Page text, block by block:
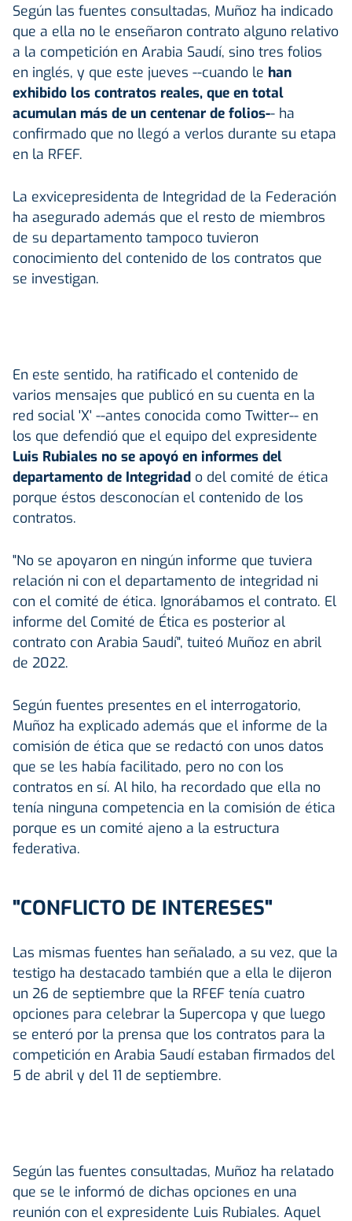
Según las fuentes consultadas, Muñoz ha indicado
que a ella no le enseñaron contrato alguno relativo
a la competición en Arabia Saudí, sino tres folios
en inglés, y que este jueves --cuando le han
exhibido los contratos reales, que en total
acumulan más de un centenar de folios-- ha
confirmado que no llegó a verlos durante su etapa
en la RFEF.
La exvicepresidenta de Integridad de la Federación
ha asegurado además que el resto de miembros
de su departamento tampoco tuvieron
conocimiento del contenido de los contratos que
se investigan.
En este sentido, ha ratificado el contenido de
varios mensajes que publicó en su cuenta en la
red social 'X' --antes conocida como Twitter-- en
los que defendió que el equipo del expresidente
Luis Rubiales no se apoyó en informes del
departamento de Integridad o del comité de ética
porque éstos desconocían el contenido de los
contratos.
"No se apoyaron en ningún informe que tuviera
relación ni con el departamento de integridad ni
con el comité de ética. Ignorábamos el contrato. El
informe del Comité de Ética es posterior al
contrato con Arabia Saudí", tuiteó Muñoz en abril
de 2022.
Según fuentes presentes en el interrogatorio,
Muñoz ha explicado además que el informe de la
comisión de ética que se redactó con unos datos
que se les había facilitado, pero no con los
contratos en sí. Al hilo, ha recordado que ella no
tenía ninguna competencia en la comisión de ética
porque es un comité ajeno a la estructura
federativa.
"CONFLICTO DE INTERESES"
Las mismas fuentes han señalado, a su vez, que la
testigo ha destacado también que a ella le dijeron
un 26 de septiembre que la RFEF tenía cuatro
opciones para celebrar la Supercopa y que luego
se enteró por la prensa que los contratos para la
competición en Arabia Saudí estaban firmados del
5 de abril y del 11 de septiembre.
Según las fuentes consultadas, Muñoz ha relatado
que se le informó de dichas opciones en una
reunión con el expresidente Luis Rubiales. Aquel